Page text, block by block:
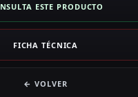
ESTE PRODUCTO
FICHA TÉCNICA
← VOLVER